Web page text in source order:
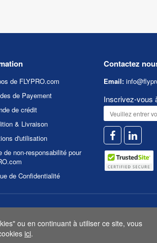
de FLYPRO.com
de Payement
de crédit
& Livraison
d'utilisation
de non-responsabilité pour
de Confidentialité
Contactez
Email:
Inscrivez-vous
ou en continuant à utiliser ce site, vous
ici.